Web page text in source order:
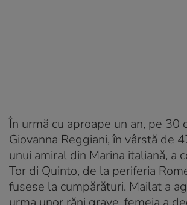
În urmă cu aproape un an, pe 30
Giovanna Reggiani, în vârstă de
unui amiral din Marina italiană, a
Tor di Quinto, de la periferia
fusese la cumpărături. Mailat a